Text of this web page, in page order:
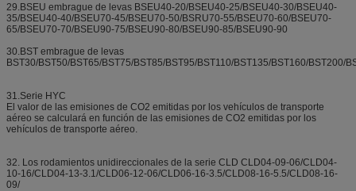
29.BSEU embrague de levas BSEU40-20/BSEU40-25/BSEU40-30/BSEU40-
35/BSEU40-40/BSEU70-45/BSEU70-50/BSRU70-55/BSEU70-60/BSEU70-
65/BSEU70-70/BSEU90-75/BSEU90-80/BSEU90-85/BSEU90-90
30.BST embrague de levas
BST30/BST50/BST65/BST75/BST85/BST95/BST110/BST135/BST160/BST200/
31.Serie HYC
El valor de las emisiones de CO2 emitidas por los vehículos de transporte
aéreo se calculará en función de las emisiones de CO2 emitidas por los
vehículos de transporte aéreo.
32. Los rodamientos unidireccionales de la serie CLD CLD04-09-06/CLD04-
10-16/CLD04-13-3.1/CLD06-12-06/CLD06-16-3.5/CLD08-16-5.5/CLD08-16-
09/